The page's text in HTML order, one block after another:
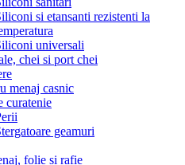
si etansanti rezistenti la
universali
chei si port chei
menaj casnic
curatenie
geamuri
folie si rafie